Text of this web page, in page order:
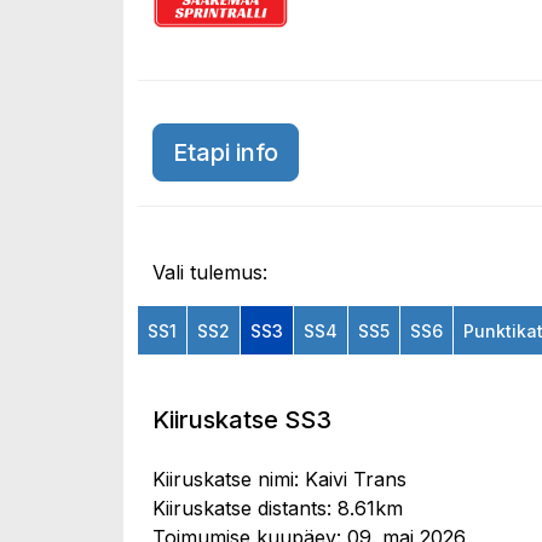
Etapi info
Vali tulemus:
SS1 SS2 SS3 SS4 SS5 SS6
Kiiruskatse SS3
Kiiruskatse nimi: Kaivi Trans
Kiiruskatse distants: 8.61km
Toimumise kuupäev: 09. mai 2026